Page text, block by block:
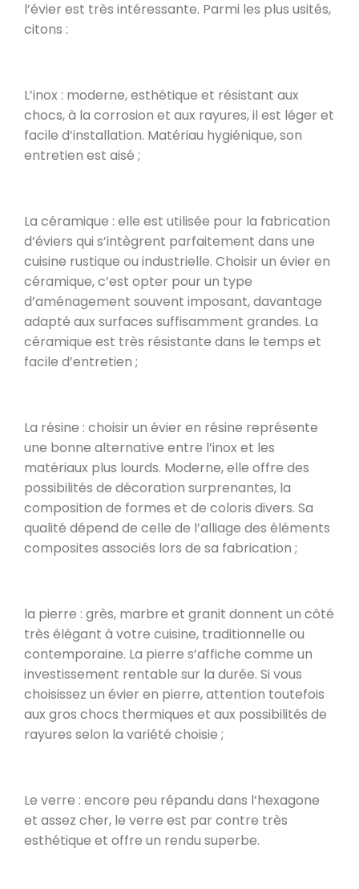
l’évier est très intéressante. Parmi les plus usités,
citons :
L’inox : moderne, esthétique et résistant aux
chocs, à la corrosion et aux rayures, il est léger et
facile d’installation. Matériau hygiénique, son
entretien est aisé ;
La céramique : elle est utilisée pour la fabrication
d’éviers qui s’intègrent parfaitement dans une
cuisine rustique ou industrielle. Choisir un évier en
céramique, c’est opter pour un type
d’aménagement souvent imposant, davantage
adapté aux surfaces suffisamment grandes. La
céramique est très résistante dans le temps et
facile d’entretien ;
La résine : choisir un évier en résine représente
une bonne alternative entre l’inox et les
matériaux plus lourds. Moderne, elle offre des
possibilités de décoration surprenantes, la
composition de formes et de coloris divers. Sa
qualité dépend de celle de l’alliage des éléments
composites associés lors de sa fabrication ;
la pierre : grès, marbre et granit donnent un côté
très élégant à votre cuisine, traditionnelle ou
contemporaine. La pierre s’affiche comme un
investissement rentable sur la durée. Si vous
choisissez un évier en pierre, attention toutefois
aux gros chocs thermiques et aux possibilités de
rayures selon la variété choisie ;
Le verre : encore peu répandu dans l’hexagone
et assez cher, le verre est par contre très
esthétique et offre un rendu superbe.